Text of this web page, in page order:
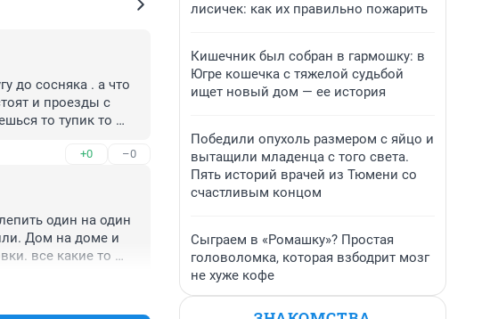
до сосняка . а что
и проезды с
то тупик то
потому что как
дом на
+0 –0
один на один
Дом на доме и
все какие то
лисичек: как их правильно пожарить
Кишечник был собран в гармошку: в
Югре кошечка с тяжелой судьбой
ищет новый дом — ее история
Победили опухоль размером с яйцо и
вытащили младенца с того света.
Пять историй врачей из Тюмени со
счастливым концом
Сыграем в «Ромашку»? Простая
головоломка, которая взбодрит мозг
не хуже кофе